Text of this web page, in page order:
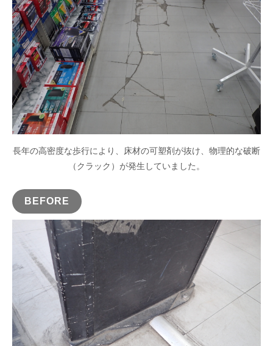
長年の高密度な歩行により、床材の可塑剤が抜け、物理的な破断
（クラック）が発生していました。
BEFORE